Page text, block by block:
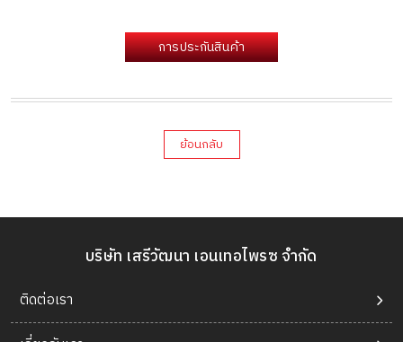
การประกันสินค้า
ย้อนกลับ
บริษัท เสรีวัฒนา เอนเทอไพรซ จำกัด
ติดต่อเรา